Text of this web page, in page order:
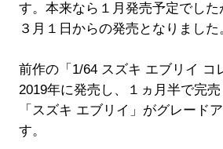
す。本来なら１月発売予定でし
３月１日からの発売となりました
前作の「1/64 スズキ エブリイ コ
2019年に発売し、１ヵ月半で完
「スズキ エブリイ」がグレード
す。